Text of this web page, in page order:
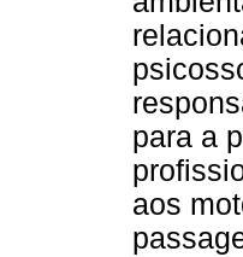
para a
aos